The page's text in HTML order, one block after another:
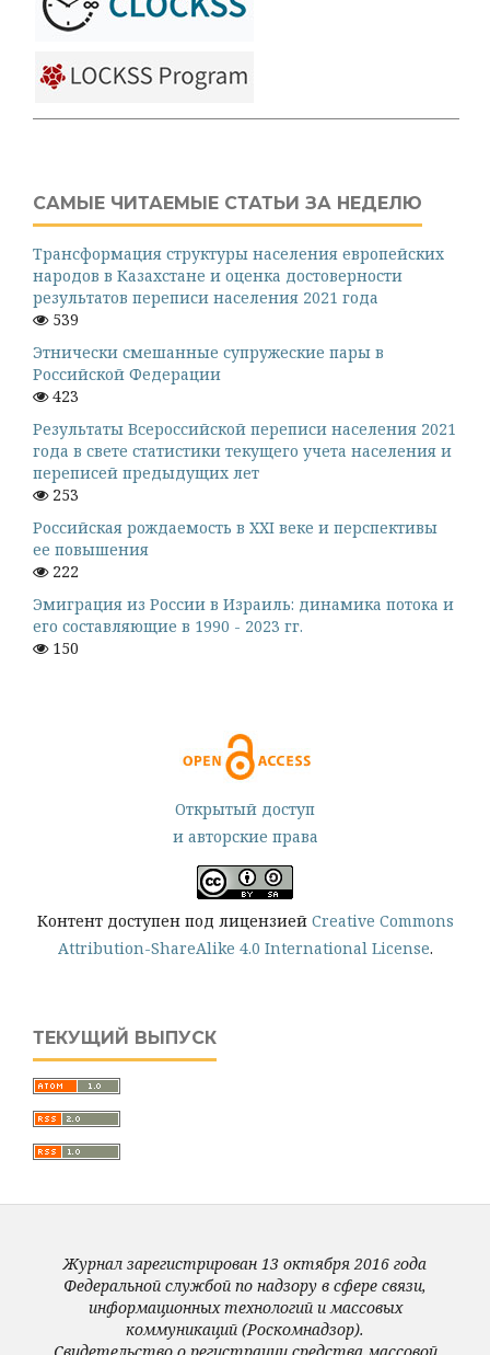
САМЫЕ ЧИТАЕМЫЕ СТАТЬИ ЗА НЕДЕЛЮ
Трансформация структуры населения европейских
народов в Казахстане и оценка достоверности
результатов переписи населения 2021 года
539
Этнически смешанные супружеские пары в
Российской Федерации
423
Результаты Всероссийской переписи населения 2021
года в свете статистики текущего учета населения и
переписей предыдущих лет
253
Российская рождаемость в XXI веке и перспективы
ее повышения
222
Эмиграция из России в Израиль: динамика потока и
его составляющие в 1990 - 2023 гг.
150
Открытый доступ
и авторские права
Контент доступен под лицензией Creative Commons
Attribution-ShareAlike 4.0 International License.
ТЕКУЩИЙ ВЫПУСК
Журнал зарегистрирован 13 октября 2016 года
Федеральной службой по надзору в сфере связи,
информационных технологий и массовых
коммуникаций (Роскомнадзор).